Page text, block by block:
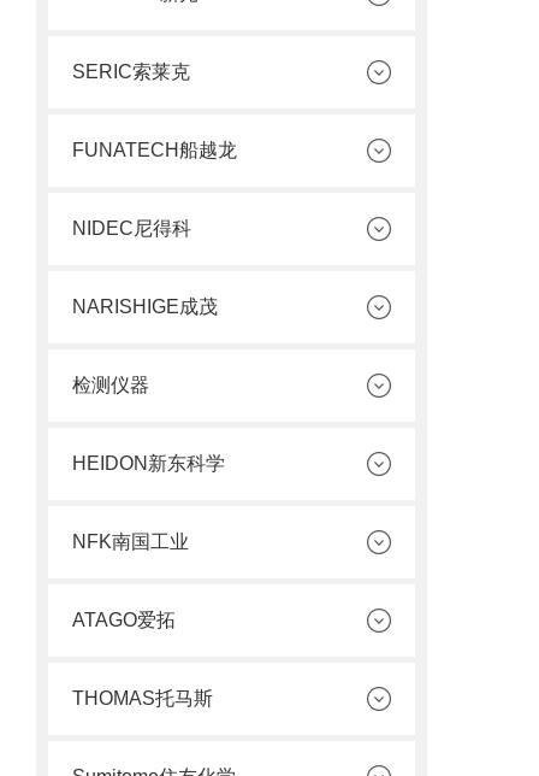
SERIC索莱克
FUNATECH船越龙
NIDEC尼得科
NARISHIGE成茂
检测仪器
HEIDON新东科学
NFK南国工业
ATAGO爱拓
THOMAS托马斯